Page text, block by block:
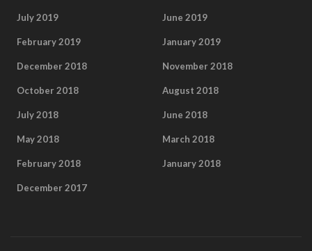
July 2019 June 2019
February 2019 January 2019
December 2018 November 2018
October 2018 August 2018
July 2018 June 2018
May 2018 March 2018
February 2018 January 2018
December 2017